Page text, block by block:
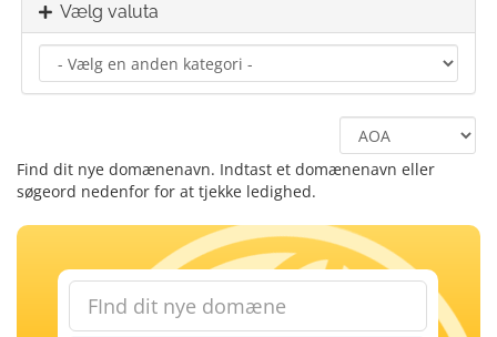
Vælg valuta
Find dit nye domænenavn. Indtast et domænenavn eller
søgeord nedenfor for at tjekke ledighed.